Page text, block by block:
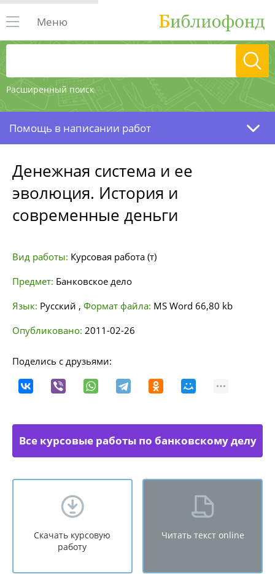
Расширенный поиск
Меню
Помощь в написании работ
Денежная система и ее
эволюция. История и
современные деньги
Вид работы: Курсовая работа (т)
Предмет: Банковское дело
Язык: Русский , Формат файла: MS Word 66,80 kb
Опубликовано: 2011-02-26
Поделись с друзьями:
Все курсовые работы по банковскому делу
Скачать курсовую
работу
Читать текст online